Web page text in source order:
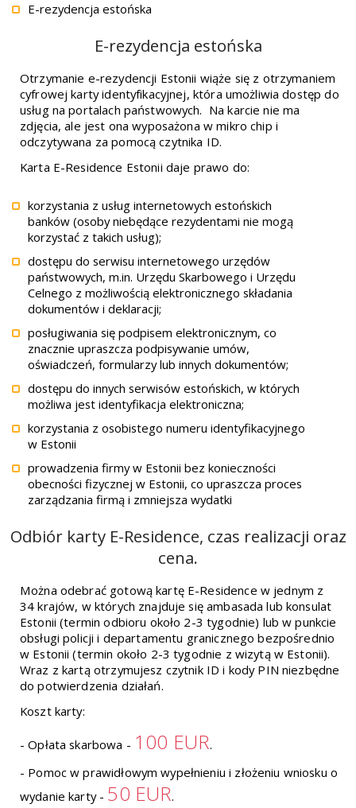
E-rezydencja estońska
E-rezydencja estońska
Otrzymanie e-rezydencji Estonii wiąże się z otrzymaniem
cyfrowej karty identyfikacyjnej, która umożliwia dostęp do
usług na portalach państwowych. Na karcie nie ma
zdjęcia, ale jest ona wyposażona w mikro chip i
odczytywana za pomocą czytnika ID.
Karta E-Residence Estonii daje prawo do:
korzystania z usług internetowych estońskich
banków (osoby niebędące rezydentami nie mogą
korzystać z takich usług);
dostępu do serwisu internetowego urzędów
państwowych, m.in. Urzędu Skarbowego i Urzędu
Celnego z możliwością elektronicznego składania
dokumentów i deklaracji;
posługiwania się podpisem elektronicznym, co
znacznie upraszcza podpisywanie umów,
oświadczeń, formularzy lub innych dokumentów;
dostępu do innych serwisów estońskich, w których
możliwa jest identyfikacja elektroniczna;
korzystania z osobistego numeru identyfikacyjnego
w Estonii
prowadzenia firmy w Estonii bez konieczności
obecności fizycznej w Estonii, co upraszcza proces
zarządzania firmą i zmniejsza wydatki
Odbiór karty E-Residence, czas realizacji oraz
cena.
Można odebrać gotową kartę E-Residence w jednym z
34 krajów, w których znajduje się ambasada lub konsulat
Estonii (termin odbioru około 2-3 tygodnie) lub w punkcie
obsługi policji i departamentu granicznego bezpośrednio
w Estonii (termin około 2-3 tygodnie z wizytą w Estonii).
Wraz z kartą otrzymujesz czytnik ID i kody PIN niezbędne
do potwierdzenia działań.
Koszt karty:
- Opłata skarbowa - 100 EUR.
- Pomoc w prawidłowym wypełnieniu i złożeniu wniosku o
wydanie karty - 50 EUR.